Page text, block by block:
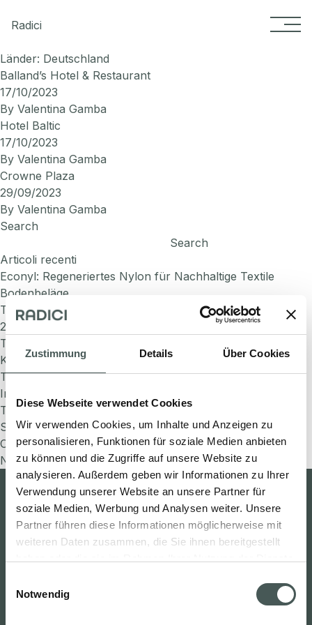
Zustimmung Details Über Cookies
Diese Webseite verwendet Cookies
Wir verwenden Cookies, um Inhalte und Anzeigen zu
personalisieren, Funktionen für soziale Medien anbieten
zu können und die Zugriffe auf unsere Website zu
analysieren. Außerdem geben wir Informationen zu Ihrer
Verwendung unserer Website an unsere Partner für
soziale Medien, Werbung und Analysen weiter. Unsere
Partner führen diese Informationen möglicherweise mit
weiteren Daten zusammen, die Sie ihnen bereitgestellt
Notwendig
Radici
Länder: Deutschland
Balland’s Hotel & Restaurant
17/10/2023
By Valentina Gamba
Hotel Baltic
17/10/2023
By Valentina Gamba
Crowne Plaza
29/09/2023
By Valentina Gamba
Search
Search
Articoli recenti
Econyl: Regeneriertes Nylon für Nachhaltige Textile
Bodenbeläge
Treffen Sie Radici Carpet auf der INDEX Saudi Arabia
2026
Teppichboden für Kinos: Der Bodenbelag, der das
Kinoerlebnis Mitgestaltet
Teppichboden für Allergiker: Mehr Wohlbefinden in
Innenräumen
Teppichboden mit Brandschutz: Brandverhalten für mehr
Sicherheit in der Planung
Commenti recenti
No comments to show.
Beschränktes Gebiet Carpet studio
Deutsch